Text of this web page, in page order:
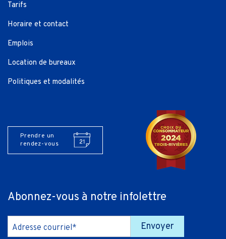
Tarifs
Horaire et contact
Emplois
Location de bureaux
Politiques et modalités
Prendre un
rendez-vous
Abonnez-vous à notre infolettre
Adresse courriel* Envoyer